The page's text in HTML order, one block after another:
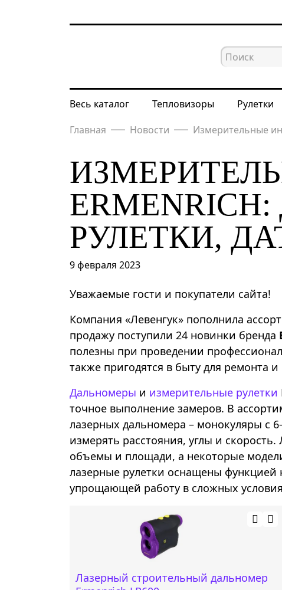
Весь каталог Тепловизоры Рулетки
Главная
Новости Измерительные
РУЛЕТКИ,
9 февраля 2023
Уважаемые гости и покупатели сайта!
Компания «Левенгук» пополнила
продажу поступили 24 новинки бренда
полезны при проведении
также пригодятся в быту для ремонта
Дальномеры и измерительные рулетки
точное выполнение замеров. В
лазерных дальномера – монокуляры с
измерять расстояния, углы и
объемы и площади, а некоторые
лазерные рулетки оснащены функцией
упрощающей работу в сложных
Лазерный строительный дальномер